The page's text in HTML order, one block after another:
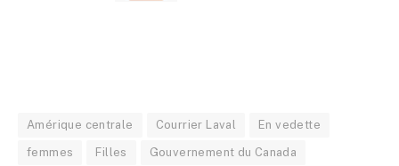
Amérique centrale Courrier Laval En vedette
femmes Filles Gouvernement du Canada